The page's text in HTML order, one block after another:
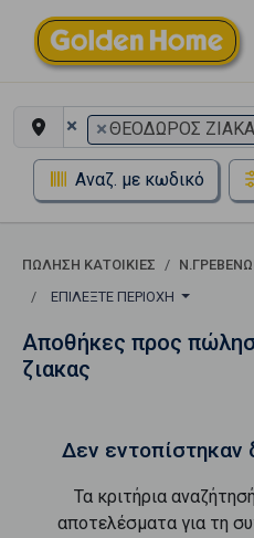
× ×ΘΕΟΔΩΡΟΣ
Αναζ. με κωδικό
ΠΏΛΗΣΗ ΚΑΤΟΙΚΊΕΣ
ΕΠΙΛΈΞΤΕ ΠΕΡΙΟΧΉ
Αποθήκες προς
ζιακας
Δεν εντοπίστηκαν
Τα κριτήρια
αποτελέσματα για τη